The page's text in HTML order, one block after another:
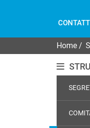
Home